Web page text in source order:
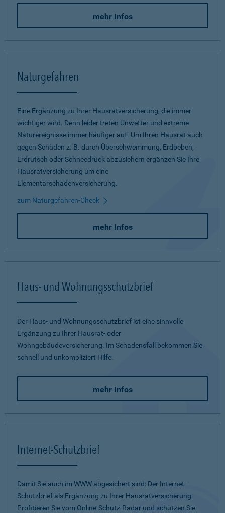
mehr Infos
Naturgefahren
Eine Ergänzung zu Ihrer Hausratversicherung, die immer
wichtiger wird. Denn leider treten Unwetter und extreme
Naturereignisse immer häufiger auf. Um Ihren Hausrat auch
gegen Schäden z. B. durch Überschwemmung, Erdbeben,
Erdrutsch oder Schneedruck abzusichern ergänzen Sie Ihre
Hausratversicherung um eine
Elementarschadenversicherung.
zum Naturgefahren-Check
mehr Infos
Haus- und Wohnungsschutzbrief
Der Haus- und Wohnungsschutzbrief ist eine sinnvolle
Ergänzung zu Ihrer Hausrat- oder
Wohngebäudeversicherung. Im Schadensfall bekommen Sie
schnell und unkompliziert Hilfe.
mehr Infos
Internet-Schutzbrief
Damit Sie auch im WWW abgesichert sind: Der Internet-
Schutzbrief als Ergänzung zu Ihrer Hausratversicherung.
Profitieren Sie vom Online-Schutz-Radar und schützen Sie